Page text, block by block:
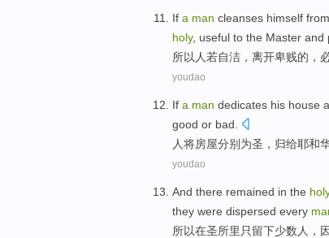
If a man cleanses himself from
holy, useful to the Master and
所以 人若自洁，离开卑贱的 ，
youdao
If a man dedicates his house
good or bad.
人将房屋分别 为圣 ，归给耶和
youdao
And there remained in the
they were dispersed every
所以在圣所里 只 留下少数 人，